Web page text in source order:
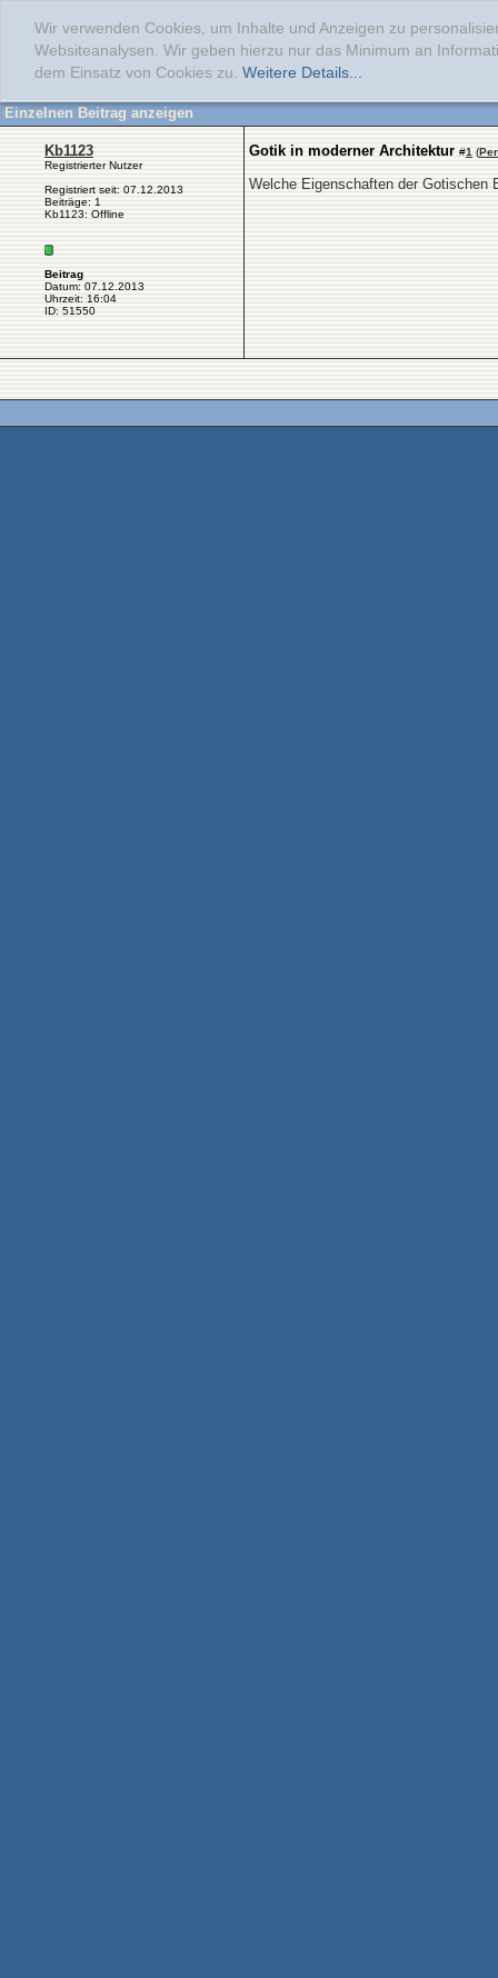
Wir verwenden Cookies, um Inhalte und Anzeigen zu
Websiteanalysen. Wir geben hierzu nur das Minimum an
dem Einsatz von Cookies zu. Weitere Details...
Einzelnen Beitrag anzeigen
Kb1123
Registrierter Nutzer
Registriert seit: 07.12.2013
Beiträge: 1
Kb1123: Offline
Beitrag
Datum: 07.12.2013
Uhrzeit: 16:04
ID: 51550
Gotik in moderner Architektur #1 (
Welche Eigenschaften der Gotischen